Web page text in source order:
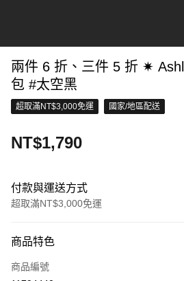
兩件 6 折、三件 5 折 ✷
包 #太空黑
超取滿NT$3,000免運 國家/地區配送
NT$1,790
付款與運送方式
超取滿NT$3,000免運
信用卡一次付款
超商取貨付款
商品特色
商品編號